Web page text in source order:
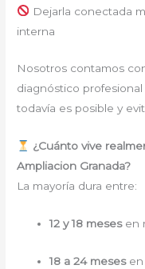
Dejarla conectada
interna
Nosotros contamos
diagnóstico
todavía es posible y
¿Cuánto vive
Ampliacion Granada?
La mayoría dura entre:
12 y 18 mesesen
18 a 24 mesesen